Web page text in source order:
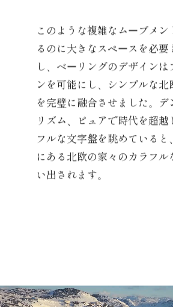
このような複雑なムーブメ
るのに大きなスペースを必
し、ベーリングのデザインは
ンを可能にし、シンプルな
を完璧に融合させました。
リズム、ピュアで時代を超
フルな文字盤を眺めている
にある北欧の家々のカラフ
い出されます。